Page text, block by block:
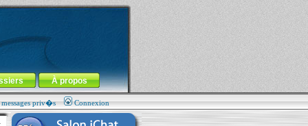
À propos
priv�s Connexion